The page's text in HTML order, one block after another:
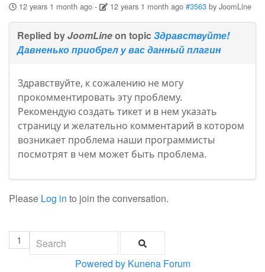
12 years 1 month ago- 12 years 1 month ago #3563 byJoomLine
Replied byJoomLineon topic Здравствуйте!
Давненько приобрел у вас данный плагин
Здравствуйте, к сожалению не могу
прокомментировать эту проблему.
Рекомендую создать тикет и в нем указать
страницу и желательно комментарий в котором
возникает проблема наши программисты
посмотрят в чем может быть проблема.
Please Log in to join the conversation.
1
Powered by Kunena Forum